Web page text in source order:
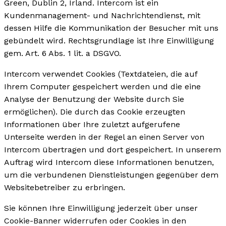
Green, Dublin 2, Irland. Intercom ist ein
Kundenmanagement- und Nachrichtendienst, mit
dessen Hilfe die Kommunikation der Besucher mit uns
gebündelt wird. Rechtsgrundlage ist Ihre Einwilligung
gem. Art. 6 Abs. 1 lit. a DSGVO.
Intercom verwendet Cookies (Textdateien, die auf
Ihrem Computer gespeichert werden und die eine
Analyse der Benutzung der Website durch Sie
ermöglichen). Die durch das Cookie erzeugten
Informationen über Ihre zuletzt aufgerufene
Unterseite werden in der Regel an einen Server von
Intercom übertragen und dort gespeichert. In unserem
Auftrag wird Intercom diese Informationen benutzen,
um die verbundenen Dienstleistungen gegenüber dem
Websitebetreiber zu erbringen.
Sie können Ihre Einwilligung jederzeit über unser
Cookie-Banner widerrufen oder Cookies in den